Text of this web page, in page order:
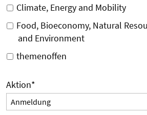
Climate, Energy and Mobility
Food, Bioeconomy, Natural
and Environment
themenoffen
Aktion*